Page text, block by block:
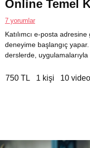
Online Temel
7 yorumlar
Katılımcı e-posta
deneyime başlangıç
derslerde,
750 TL 1 kişi 10